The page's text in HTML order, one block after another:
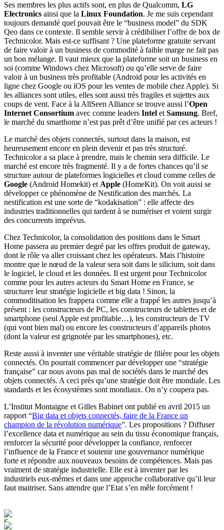
Ses membres les plus actifs sont, en plus de Qualcomm, LG
Electronics ainsi que la Linux Foundation. Je me suis cependant
toujours demandé quel pouvait être le “business model” du SDK
Qeo dans ce contexte. Il semble servir à crédibiliser l’offre de box de
Technicolor. Mais est-ce suffisant ? Une plateforme gratuite servant
de faire valoir à un business de commodité à faible marge ne fait pas
un bon mélange. Il vaut mieux que la plateforme soit un business en
soi (comme Windows chez Microsoft) ou qu’elle serve de faire
valoir à un business très profitable (Android pour les activités en
ligne chez Google ou iOS pour les ventes de mobile chez Apple). Si
les alliances sont utiles, elles sont aussi très fragiles et sujettes aux
coups de vent. Face à la AllSeen Alliance se trouve aussi l’Open
Internet Consortium avec comme leaders Intel et Samsung. Bref,
le marché du smarthome n’est pas prêt d’être unifié par ces acteurs !
Le marché des objets connectés, surtout dans la maison, est
heureusement encore en plein devenir et pas très structuré.
Technicolor a sa place à prendre, mais le chemin sera difficile. Le
marché est encore très fragmenté. Il y a de fortes chances qu’il se
structure autour de plateformes logicielles et cloud comme celles de
Google (Android Homekit) et Apple (HomeKit). On voit aussi se
développer ce phénomène de Nestification des marchés. La
nestification est une sorte de “kodakisation” : elle affecte des
industries traditionnelles qui tardent à se numériser et voient surgir
des concurrents imprévus.
Chez Technicolor, la consolidation des positions dans le Smart
Home passera au premier degré par les offres produit de gateway,
dont le rôle va aller croissant chez les opérateurs. Mais l’histoire
montre que le nœud de la valeur sera soit dans le silicium, soit dans
le logiciel, le cloud et les données. Il est urgent pour Technicolor
comme pour les autres acteurs du Smart Home en France, se
structurer leur stratégie logicielle et big data ! Sinon, la
commoditisation les frappera comme elle a frappé les autres jusqu’à
présent : les constructeurs de PC, les constructeurs de tablettes et de
smartphone (seul Apple est profitable…), les constructeurs de TV
(qui vont bien mal) ou encore les constructeurs d’appareils photos
(dont la valeur est grignotée par les smartphones), etc.
Reste aussi à inventer une véritable stratégie de filière pour les objets
connectés. On pourrait commencer par développer une “stratégie
française” car nous avons pas mal de sociétés dans le marché des
objets connectés. A ceci près qu’une stratégie doit être mondiale. Les
standards et les écosystèmes sont mondiaux. On n’y coupera pas.
L’Institut Montaigne et Gilles Babinet ont publié en avril 2015 un
rapport “Big data et objets connectés, faire de la France un
champion de la révolution numérique”. Les propositions ? Diffuser
l’excellence data et numérique au sein du tissu économique français,
renforcer la sécurité pour développer la confiance, renforcer
l’influence de la France et soutenir une gouvernance numérique
forte et répondre aux nouveaux besoins de compétences. Mais pas
vraiment de stratégie industrielle. Elle est à inventer par les
industriels eux-mêmes et dans une approche collaborative qu’il leur
faut maitriser. Sans attendre que l’Etat s’en mêle forcément !